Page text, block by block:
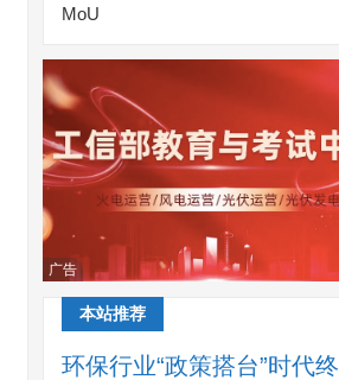
MoU
广告
本站推荐
环保行业“政策搭台”时代终